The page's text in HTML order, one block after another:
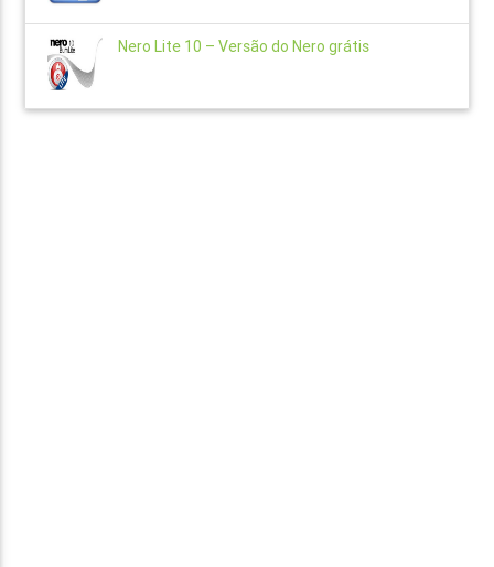
Nero Lite 10 – Versão do Nero grátis